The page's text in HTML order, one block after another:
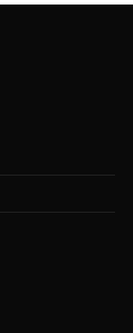
году, ее штаб-